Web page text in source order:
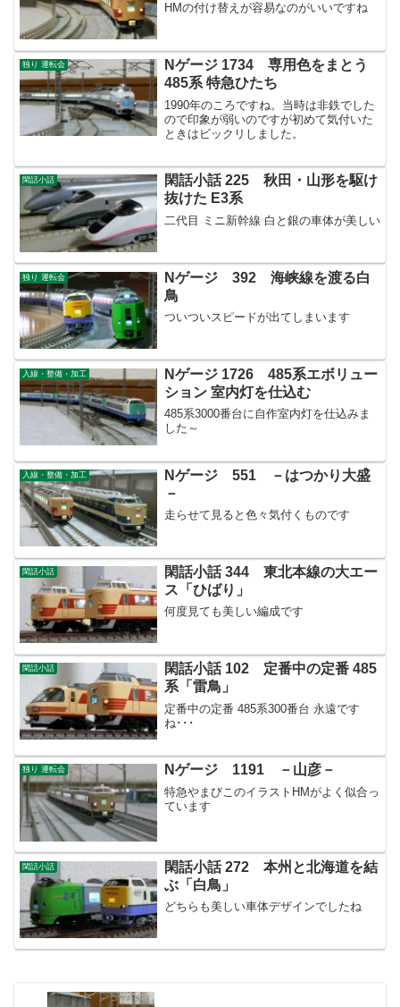
HMの付け替えが容易なのがいいですね
独り 運転会
Nゲージ 1734 専用色をまとう
485系 特急ひたち
1990年のころですね。当時は非鉄でした
ので印象が弱いのですが初めて気付いた
ときはビックリしました。
閑話小話
閑話小話 225 秋田・山形を駆け
抜けた E3系
二代目 ミニ新幹線 白と銀の車体が美しい
独り 運転会
Nゲージ 392 海峡線を渡る白
鳥
ついついスピードが出てしまいます
入線・整備・加工
Nゲージ 1726 485系エボリュー
ション 室内灯を仕込む
485系3000番台に自作室内灯を仕込みま
した～
入線・整備・加工
Nゲージ 551 －はつかり大盛
－
走らせて見ると色々気付くものです
閑話小話
閑話小話 344 東北本線の大エー
ス「ひばり」
何度見ても美しい編成です
閑話小話
閑話小話 102 定番中の定番 485
系「雷鳥」
定番中の定番 485系300番台 永遠です
ね･･･
独り 運転会 Nゲージ 1191 －山彦－
特急やまびこのイラストHMがよく似合っ
ています
閑話小話
閑話小話 272 本州と北海道を結
ぶ「白鳥」
どちらも美しい車体デザインでしたね